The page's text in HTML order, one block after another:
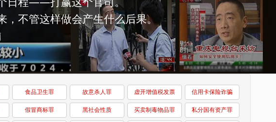
食品卫生罪 故意杀人罪 虚开增值税发票 信用卡保险诈骗
假冒商标罪 黑社会性质 买卖制毒物品罪 私分国有资产罪